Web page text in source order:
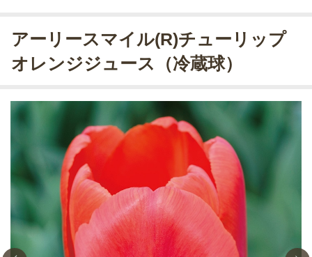
アーリースマイル(R)チューリップ
オレンジジュース（冷蔵球）